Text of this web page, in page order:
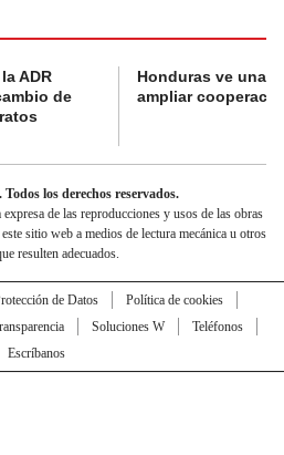
ADR
de
Honduras ve una
ampliar
los derechos reservados.
de las reproducciones y usos de las obras
sitio web a medios de lectura mecánica u otros
resulten adecuados.
de Datos
Política de cookies
Soluciones W
Teléfonos
Escríbanos